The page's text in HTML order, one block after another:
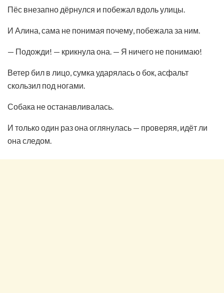
Пёс внезапно дёрнулся и побежал вдоль улицы.
И Алина, сама не понимая почему, побежала за ним.
— Подожди! — крикнула она. — Я ничего не понимаю!
Ветер бил в лицо, сумка ударялась о бок, асфальт
скользил под ногами.
Собака не останавливалась.
И только один раз она оглянулась — проверяя, идёт ли
она следом.